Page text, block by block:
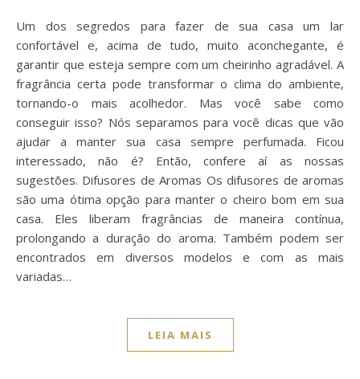
Um dos segredos para fazer de sua casa um lar
confortável e, acima de tudo, muito aconchegante, é
garantir que esteja sempre com um cheirinho agradável. A
fragrância certa pode transformar o clima do ambiente,
tornando-o mais acolhedor. Mas você sabe como
conseguir isso? Nós separamos para você dicas que vão
ajudar a manter sua casa sempre perfumada. Ficou
interessado, não é? Então, confere aí as nossas
sugestões. Difusores de Aromas Os difusores de aromas
são uma ótima opção para manter o cheiro bom em sua
casa. Eles liberam fragrâncias de maneira contínua,
prolongando a duração do aroma. Também podem ser
encontrados em diversos modelos e com as mais
variadas…
LEIA MAIS